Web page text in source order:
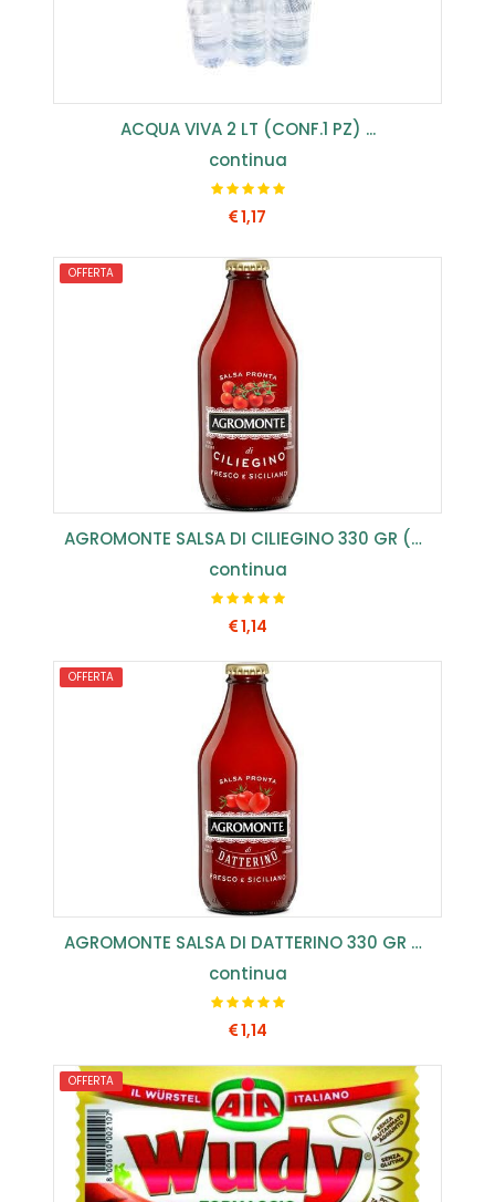
ACQUA VIVA 2 LT (CONF.1 PZ) ...
continua
1,17
COMPRA SUBITO
OFFERTA
AGROMONTE SALSA DI CILIEGINO 330 GR (CONF.12PZ) ...
continua
1,14
COMPRA SUBITO
OFFERTA
AGROMONTE SALSA DI DATTERINO 330 GR (CONF.12 PZ) ...
continua
1,14
COMPRA SUBITO
OFFERTA